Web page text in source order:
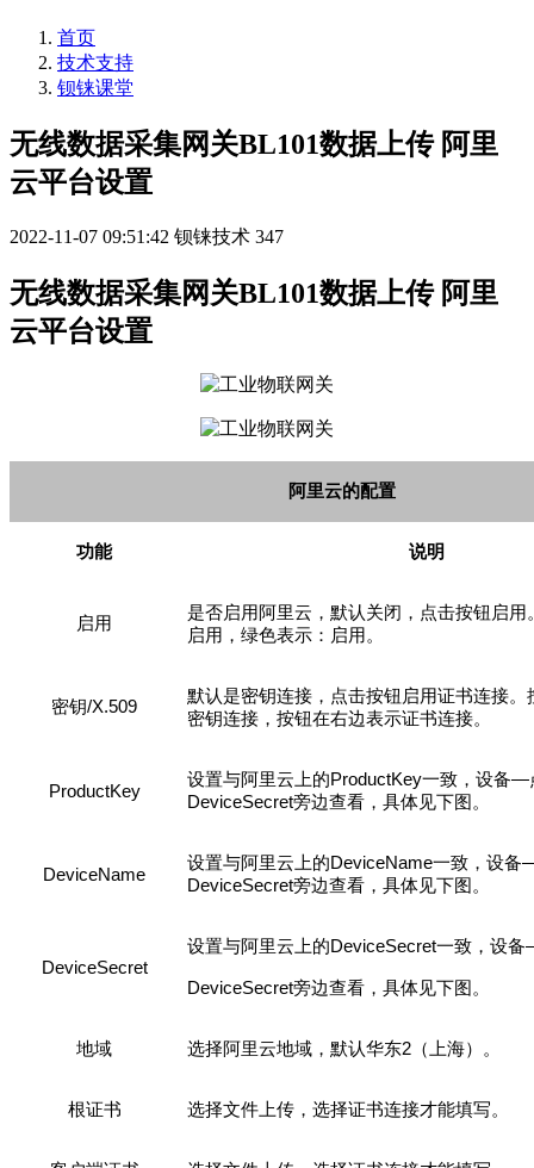
首页
技术支持
钡铼课堂
无线数据采集网关BL101数据上传 阿里
云平台设置
2022-11-07 09:51:42 钡铼技术 347
无线数据采集网关BL101数据上传 阿里
云平台设置
阿里云的配置
功能 说明
启用
是否启用阿里云，默认关闭，点击按钮启用
启用，绿色表示：启用。
密钥/X.509
默认是密钥连接，点击按钮启用证书连接。
密钥连接，按钮在右边表示证书连接。
ProductKey
设置与阿里云上的ProductKey一致，设备—
DeviceSecret旁边查看，具体见下图。
DeviceName
设置与阿里云上的DeviceName一致，设备
DeviceSecret旁边查看，具体见下图。
DeviceSecret
设置与阿里云上的DeviceSecret一致，设备
DeviceSecret旁边查看，具体见下图。
地域 选择阿里云地域，默认华东2 （上海）。
根证书 选择文件上传，选择证书连接才能填写。